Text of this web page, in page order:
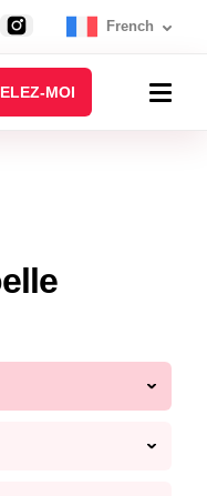
French
MOI